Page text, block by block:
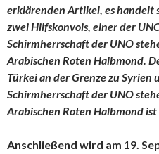
erklärenden Artikel, es handelt
zwei Hilfskonvois, einer der
Schirmherrschaft der UNO
Arabischen Roten Halbmond.
Türkei an der Grenze zu Syrien
Schirmherrschaft der UNO
Arabischen Roten Halbmond
Anschließend wird am 19.